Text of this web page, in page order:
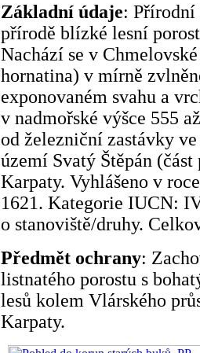
Základní údaje: Přírodní
přírodě blízké lesní
Nachází se v
hornatina) v mírně
exponovaném svahu a
v nadmořské výšce 555
od železniční zastávky
území Svatý Štěpán
Karpaty. Vyhlášeno v
1621. Kategorie IUCN:
o stanoviště/druhy.
Předmět ochrany:
listnatého porostu s
lesů kolem Vlárského
Karpaty.